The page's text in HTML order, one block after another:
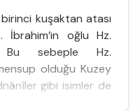
kuşaktan atası
İbrahim’in oğlu Hz.
Bu sebeple Hz.
olduğu Kuzey
gibi isimler de